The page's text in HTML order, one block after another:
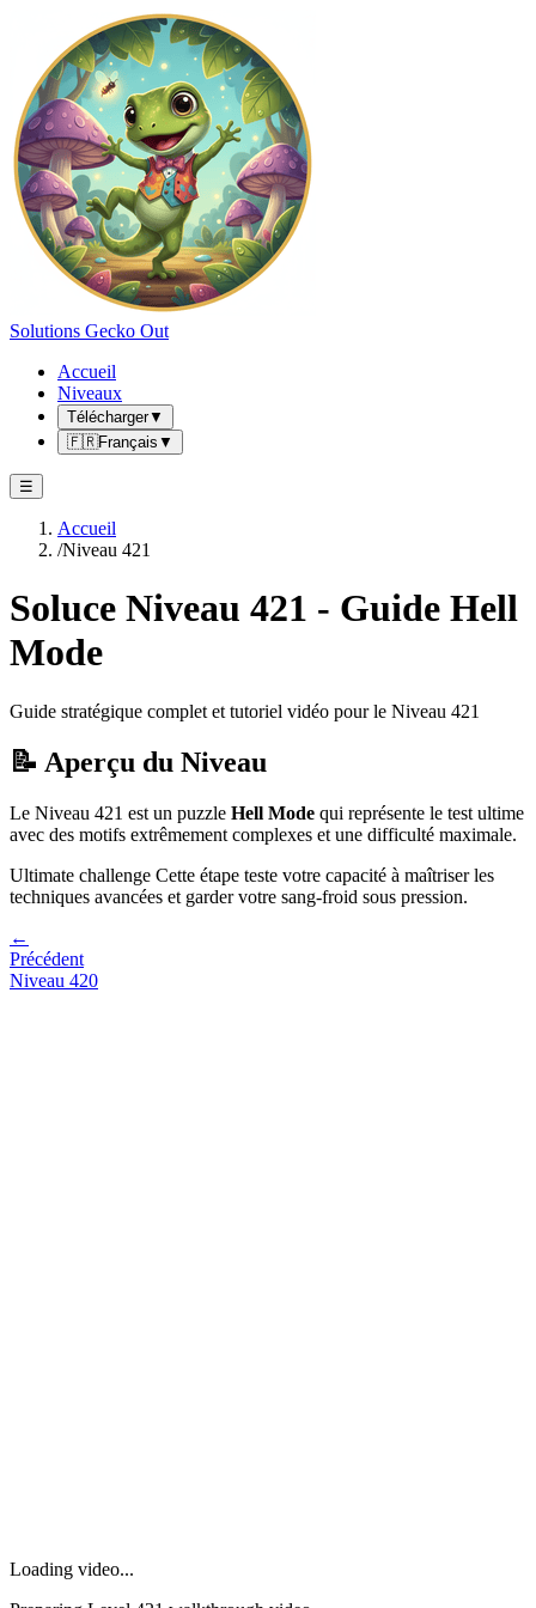
Solutions Gecko Out
Accueil
Niveaux
Télécharger▼
🇫🇷Français ▼
☰
Accueil
/Niveau 421
Soluce Niveau 421 - Guide Hell
Mode
Guide stratégique complet et tutoriel vidéo pour le Niveau 421
📝 Aperçu du Niveau
Le Niveau 421 est un puzzle Hell Mode qui représente le test ultime
avec des motifs extrêmement complexes et une difficulté maximale.
Ultimate challenge Cette étape teste votre capacité à maîtriser les
techniques avancées et garder votre sang-froid sous pression.
←
Précédent
Niveau 420
Loading video...